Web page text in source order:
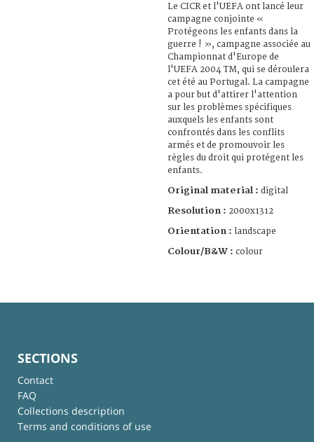
Le CICR et l'UEFA ont lancé leur
campagne conjointe «
Protégeons les enfants dans la
guerre ! », campagne associée au
Championnat d'Europe de
l'UEFA 2004 TM, qui se déroulera
cet été au Portugal. La campagne
a pour but d'attirer l'attention
sur les problèmes spécifiques
auxquels les enfants sont
confrontés dans les conflits
armés et de promouvoir les
règles du droit qui protégent les
enfants.
Original material : digital
Resolution : 2000x1312
Orientation : landscape
Colour/B&W : colour
SECTIONS
Contact
FAQ
Collections description
Terms and conditions of use